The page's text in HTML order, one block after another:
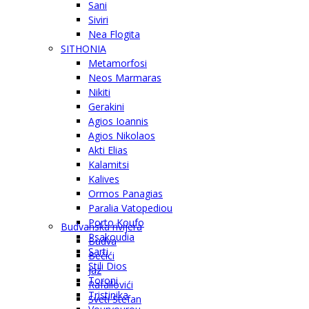
Sani
Siviri
Nea Flogita
SITHONIA
Metamorfosi
Neos Marmaras
Nikiti
Gerakini
Agios Ioannis
Agios Nikolaos
Akti Elias
Kalamitsi
Kalives
Ormos Panagias
Paralia Vatopediou
Porto Koufo
Psakoudia
Sarti
Stili Dios
Toroni
Tristinika
Budvanska rivijera
Budva
Bečići
Jaz
Rafailovići
Sveti Stefan